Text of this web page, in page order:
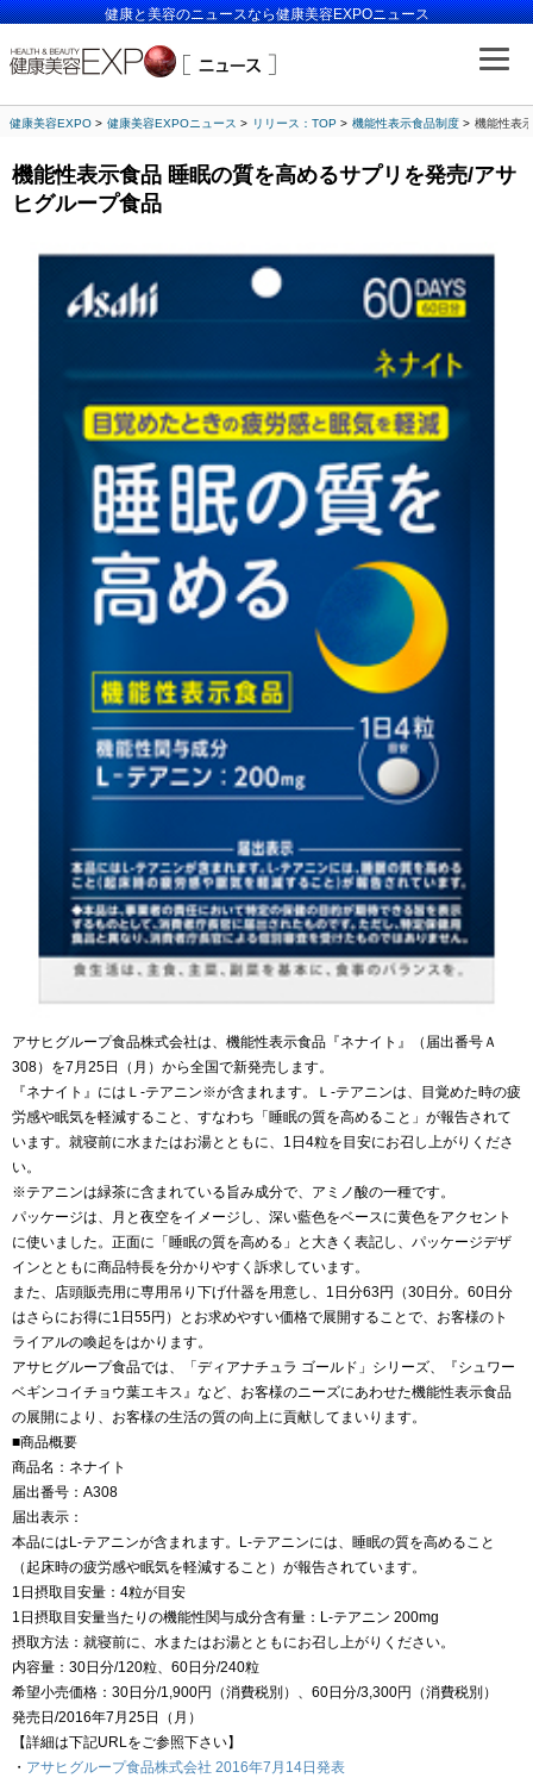
健康と美容のニュースなら健康美容EXPOニュース
健康美容EXPO 健康美容EXPOニュース リリース：TOP 機能性表示食品制度 機能性表
機能性表示食品 睡眠の質を高めるサプリを発売/アサ
ヒグループ食品
アサヒグループ食品株式会社は、機能性表示食品『ネナイト』（届出番号Ａ
308）を7月25日（月）から全国で新発売します。
『ネナイト』にはＬ-テアニン※が含まれます。Ｌ-テアニンは、目覚めた時の疲
労感や眠気を軽減すること、すなわち「睡眠の質を高めること」が報告されて
います。就寝前に水またはお湯とともに、1日4粒を目安にお召し上がりくださ
い。
※テアニンは緑茶に含まれている旨み成分で、アミノ酸の一種です。
パッケージは、月と夜空をイメージし、深い藍色をベースに黄色をアクセント
に使いました。正面に「睡眠の質を高める」と大きく表記し、パッケージデザ
インとともに商品特長を分かりやすく訴求しています。
また、店頭販売用に専用吊り下げ什器を用意し、1日分63円（30日分。60日分
はさらにお得に1日55円）とお求めやすい価格で展開することで、お客様のト
ライアルの喚起をはかります。
アサヒグループ食品では、「ディアナチュラ ゴールド」シリーズ、『シュワー
ベギンコイチョウ葉エキス』など、お客様のニーズにあわせた機能性表示食品
の展開により、お客様の生活の質の向上に貢献してまいります。
■商品概要
商品名：ネナイト
届出番号：A308
届出表示：
本品にはL-テアニンが含まれます。L-テアニンには、睡眠の質を高めること
（起床時の疲労感や眠気を軽減すること）が報告されています。
1日摂取目安量：4粒が目安
1日摂取目安量当たりの機能性関与成分含有量：L-テアニン 200mg
摂取方法：就寝前に、水またはお湯とともにお召し上がりください。
内容量：30日分/120粒、60日分/240粒
希望小売価格：30日分/1,900円（消費税別）、60日分/3,300円（消費税別）
発売日/2016年7月25日（月）
【詳細は下記URLをご参照下さい】
・ アサヒグループ食品株式会社 2016年7月14日発表